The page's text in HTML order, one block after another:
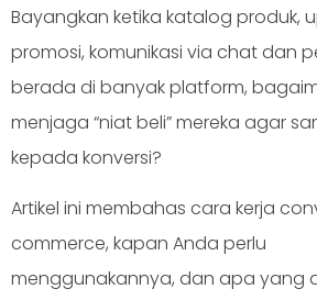
Bayangkan ketika katalog produk,
promosi, komunikasi via chat dan
berada di banyak platform,
menjaga “niat beli” mereka agar
kepada konversi?
Artikel ini membahas cara kerja
commerce, kapan Anda perlu
menggunakannya, dan apa yang